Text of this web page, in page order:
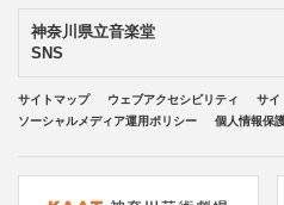
神奈川県立音楽堂
SNS
サイトマップ ウェブアクセシビリティ
サイ
ソーシャルメディア運用ポリシー
個人情報保